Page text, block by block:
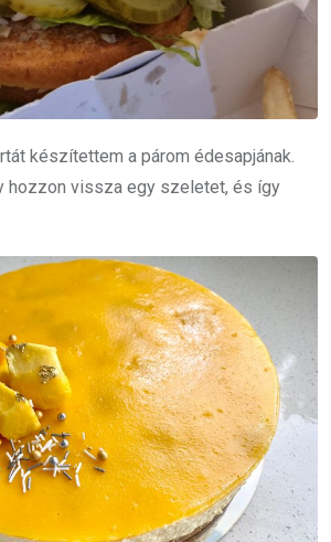
készítettem a párom édesapjának.
hozzon vissza egy szeletet, és így